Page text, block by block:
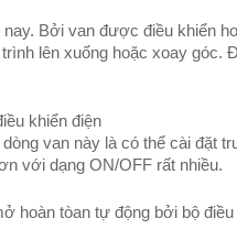
Bởi van được điều khiển
lên xuống hoặc xoay
khiển điện
van này là có thể cài
với dạng ON/OFF rất nhiều.
hoàn tòan tự động bởi bộ